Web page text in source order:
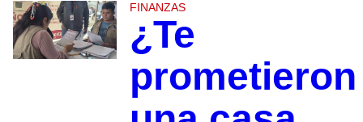
FINANZAS
¿Te
prometieron